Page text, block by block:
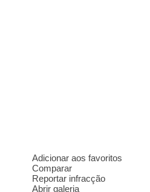
Adicionar aos favoritos
Comparar
Reportar infracção
Abrir galeria